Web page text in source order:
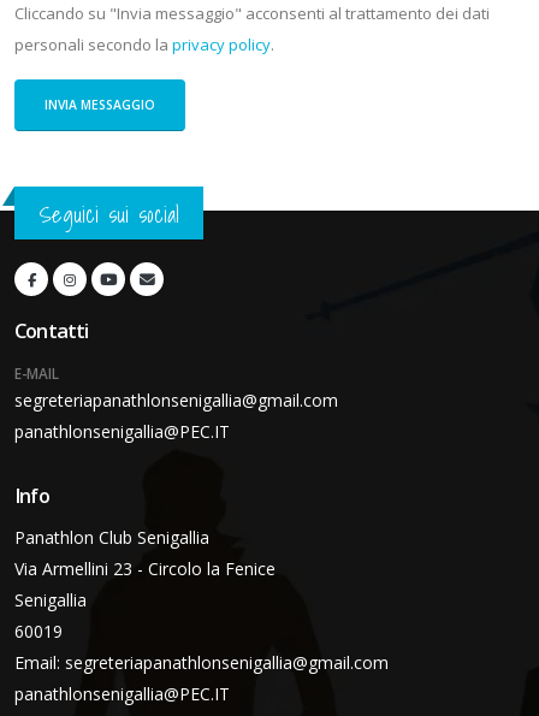
Cliccando su "Invia messaggio" acconsenti al trattamento dei dati
personali secondo la privacy policy.
Seguici sui social
Contatti
E-MAIL
segreteriapanathlonsenigallia@gmail.com
panathlonsenigallia@PEC.IT
Info
Panathlon Club Senigallia
Via Armellini 23 - Circolo la Fenice
Senigallia
60019
Email: segreteriapanathlonsenigallia@gmail.com
panathlonsenigallia@PEC.IT